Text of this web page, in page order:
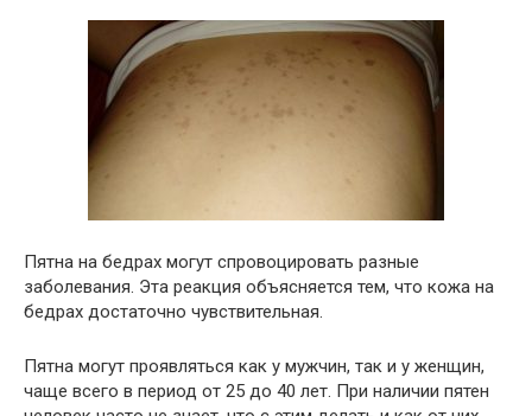
Пятна на бедрах могут спровоцировать разные
заболевания. Эта реакция объясняется тем, что кожа на
бедрах достаточно чувствительная.
Пятна могут проявляться как у мужчин, так и у женщин,
чаще всего в период от 25 до 40 лет. При наличии пятен